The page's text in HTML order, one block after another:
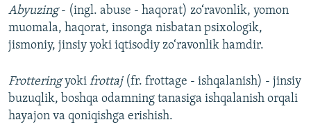
Abyuzing- (ingl. abuse - haqorat) zo‘ravonlik, yomon
muomala, haqorat, insonga nisbatan psixologik,
jismoniy, jinsiy yoki iqtisodiy zo‘ravonlik hamdir.
Frotteringyoki frottaj (fr. frottage - ishqalanish) - jinsiy
buzuqlik, boshqa odamning tanasiga ishqalanish orqali
hayajon va qoniqishga erishish.